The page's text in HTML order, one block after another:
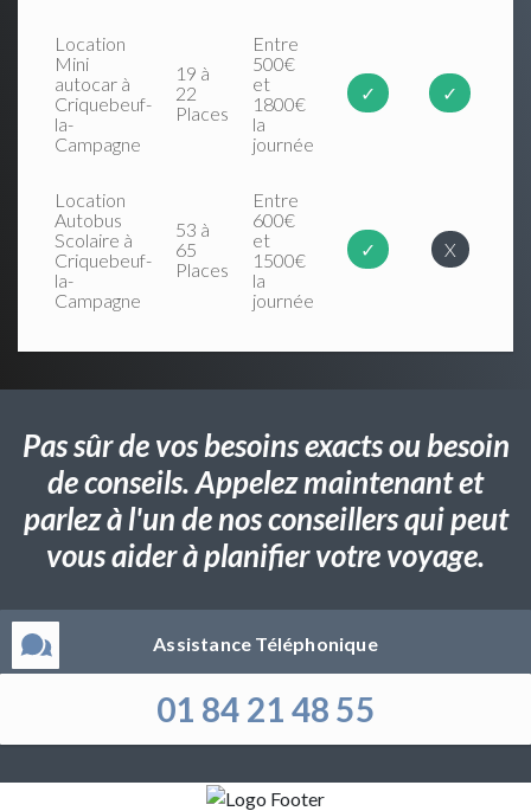
Location
Mini
autocar à
Criquebeuf-
la-
Campagne
19 à
22
Places
Entre
500€
et
1800€
la
journée
✓ ✓
Location
Autobus
Scolaire à
Criquebeuf-
la-
Campagne
53 à
65
Places
Entre
600€
et
1500€
la
journée
✓ X
Pas sûr de vos besoins exacts ou besoin
de conseils. Appelez maintenant et
parlez à l'un de nos conseillers qui peut
vous aider à planifier votre voyage.
Assistance Téléphonique
01 84 21 48 55